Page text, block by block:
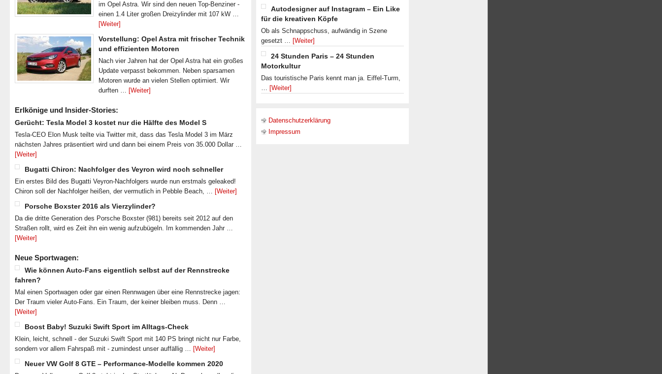
im Opel Astra. Wir sind den neuen Top-Benziner -
einen 1.4 Liter großen Dreizylinder mit 107 kW …
[Weiter]
Vorstellung: Opel Astra mit frischer Technik
und effizienten Motoren
Nach vier Jahren hat der Opel Astra hat ein großes
Update verpasst bekommen. Neben sparsamen
Motoren wurde an vielen Stellen optimiert. Wir
durften … [Weiter]
Erlkönige und Insider-Stories:
Gerücht: Tesla Model 3 kostet nur die Hälfte des Model S
Tesla-CEO Elon Musk teilte via Twitter mit, dass das Tesla Model 3 im März
nächsten Jahres präsentiert wird und dann bei einem Preis von 35.000 Dollar …
[Weiter]
Bugatti Chiron: Nachfolger des Veyron wird noch schneller
Ein erstes Bild des Bugatti Veyron-Nachfolgers wurde nun erstmals geleaked!
Chiron soll der Nachfolger heißen, der vermutlich in Pebble Beach, … [Weiter]
Porsche Boxster 2016 als Vierzylinder?
Da die dritte Generation des Porsche Boxster (981) bereits seit 2012 auf den
Straßen rollt, wird es Zeit ihn ein wenig aufzubügeln. Im kommenden Jahr …
[Weiter]
Neue Sportwagen:
Wie können Auto-Fans eigentlich selbst auf der Rennstrecke
fahren?
Mal einen Sportwagen oder gar einen Rennwagen über eine Rennstrecke jagen:
Der Traum vieler Auto-Fans. Ein Traum, der keiner bleiben muss. Denn …
[Weiter]
Boost Baby! Suzuki Swift Sport im Alltags-Check
Klein, leicht, schnell - der Suzuki Swift Sport mit 140 PS bringt nicht nur Farbe,
sondern vor allem Fahrspaß mit - zumindest unser auffällig … [Weiter]
Neuer VW Golf 8 GTE – Performance-Modelle kommen 2020
Autodesigner auf Instagram – Ein Like
für die kreativen Köpfe
Ob als Schnappschuss, aufwändig in Szene
gesetzt … [Weiter]
24 Stunden Paris – 24 Stunden
Motorkultur
Das touristische Paris kennt man ja. Eiffel-Turm,
… [Weiter]
Datenschutzerklärung
Impressum